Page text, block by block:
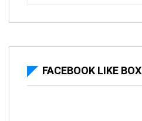
FACEBOOK LIKE BOX